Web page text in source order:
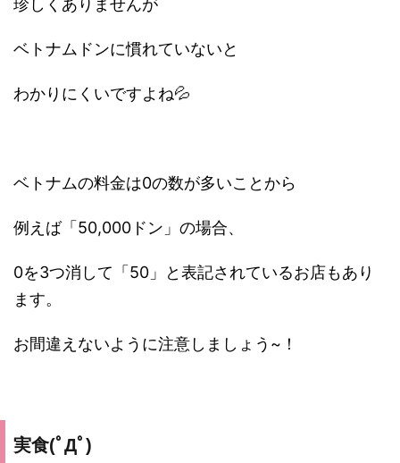
珍しくありませんが
ベトナムドンに慣れていないと
わかりにくいですよね💦
ベトナムの料金は0の数が多いことから
例えば「50,000ドン」の場合、
0を3つ消して「50」と表記されているお店もあり
ます。
お間違えないように注意しましょう~！
実食(ﾟДﾟ)